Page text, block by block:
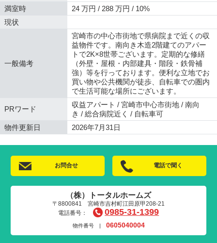
満室時
24 万円 / 288 万円 / 10%
現状
一般備考
宮崎市の中心市街地で県病院まで近くの収
益物件です。南向き木造2階建てのアパー
トで2K×8世帯ございます。定期的な修繕
（外壁・屋根・内部建具・階段・鉄骨補
強）等を行っております。便利な立地でお
買い物や公共機関が徒歩、自転車での圏内
で生活可能な場所にございます。
PRワード
収益アパート / 宮崎市中心市街地 / 南向
き / 総合病院近く / 自転車可
物件更新日
2026年7月31日
お問合せ 電話で聞く
（株）トータルホームズ
〒8800841 宮崎市吉村町江田原甲208-21
電話番号：
0985-31-1399
物件番号 | 0605040004